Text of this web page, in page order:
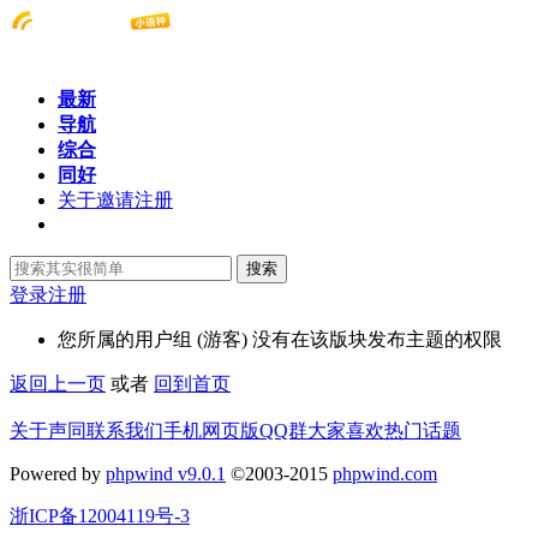
最新
导航
综合
同好
关于邀请注册
搜索
登录注册
您所属的用户组 (游客) 没有在该版块发布主题的权限
返回上一页 或者 回到首页
关于声同联系我们手机网页版QQ群大家喜欢热门话题
Powered by phpwind v9.0.1 ©2003-2015 phpwind.com
浙ICP备12004119号-3